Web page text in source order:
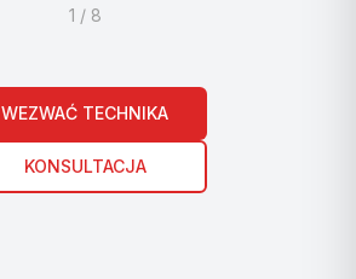
1 / 8
WEZWAĆ TECHNIKA
KONSULTACJA